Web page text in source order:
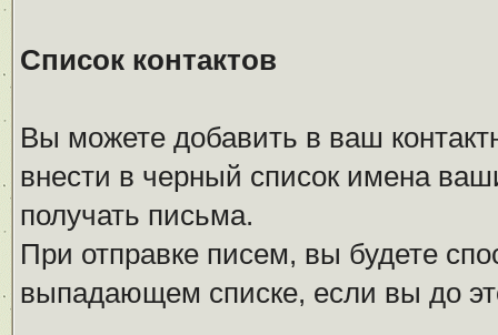
Список контактов
Вы можете добавить в ваш
внести в черный список имена
получать письма.
При отправке писем, вы будете
выпадающем списке, если вы до